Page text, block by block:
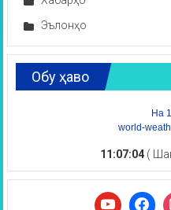
Эълонҳо
Обу ҳаво
На
world-
11:07:04 (